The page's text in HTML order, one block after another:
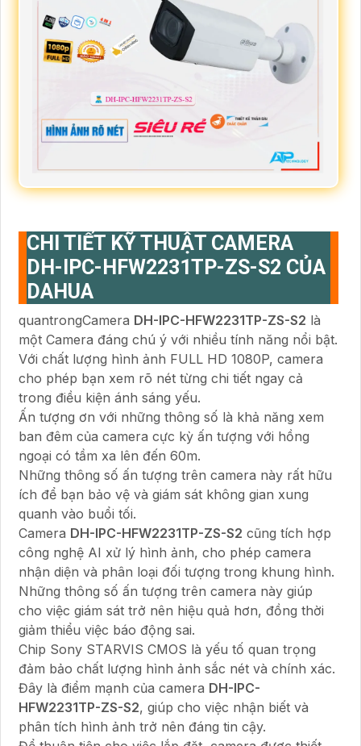
CHI TIẾT KỸ THUẬT CAMERA
DH-IPC-HFW2231TP-ZS-S2 CỦA
DAHUA
quantrongCamera DH-IPC-HFW2231TP-ZS-S2 là
một Camera đáng chú ý với nhiều tính năng nổi bật.
Với chất lượng hình ảnh FULL HD 1080P, camera
cho phép bạn xem rõ nét từng chi tiết ngay cả
trong điều kiện ánh sáng yếu.
Ấn tượng ơn với những thông số là khả năng xem
ban đêm của camera cực kỳ ấn tượng với hồng
ngoại có tầm xa lên đến 60m.
Những thông số ấn tượng trên camera này rất hữu
ích để bạn bảo vệ và giám sát không gian xung
quanh vào buổi tối.
Camera DH-IPC-HFW2231TP-ZS-S2 cũng tích hợp
công nghệ AI xử lý hình ảnh, cho phép camera
nhận diện và phân loại đối tượng trong khung hình.
Những thông số ấn tượng trên camera này giúp
cho việc giám sát trở nên hiệu quả hơn, đồng thời
giảm thiểu việc báo động sai.
Chip Sony STARVIS CMOS là yếu tố quan trọng
đảm bảo chất lượng hình ảnh sắc nét và chính xác.
Đây là điểm mạnh của camera DH-IPC-
HFW2231TP-ZS-S2, giúp cho việc nhận biết và
phân tích hình ảnh trở nên đáng tin cậy.